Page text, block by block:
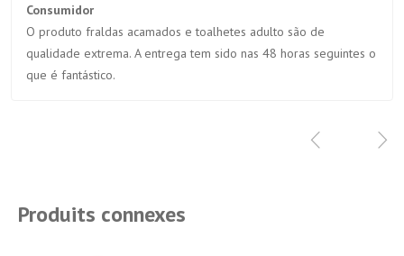
Consumidor
O produto fraldas acamados e toalhetes adulto são de
qualidade extrema. A entrega tem sido nas 48 horas seguintes o
que é fantástico.
Produits connexes